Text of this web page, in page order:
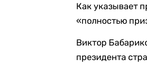
Как указывает
«полностью
Виктор
президента